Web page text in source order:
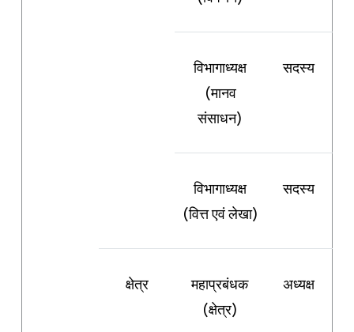
विभागाध्यक्ष
(मानव
संसाधन)
सदस्य
विभागाध्यक्ष
(वित्त एवं लेखा)
सदस्य
क्षेत्र
महाप्रबंधक
(क्षेत्र)
अध्यक्ष